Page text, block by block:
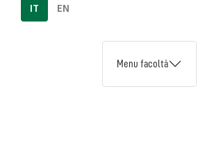
IT EN
Menu facoltà